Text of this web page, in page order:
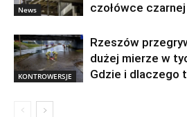
News
czołówce
KONTROWERSJE
Rzeszów
dużej mierze w
Gdzie i dlaczego